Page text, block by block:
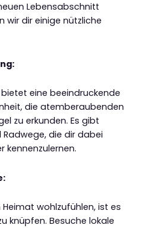
Lebensabschnitt
wir dir einige nützliche
eine beeindruckende
die atemberaubenden
zu erkunden. Es gibt
die dir dabei
kennenzulernen.
wohlzufühlen, ist es
knüpfen. Besuche lokale